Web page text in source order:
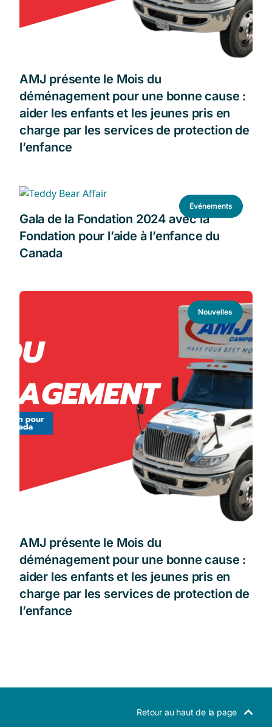
AMJ présente le Mois du
déménagement pour une bonne cause :
aider les enfants et les jeunes pris en
charge par les services de protection de
l’enfance
Événements
Gala de la Fondation 2024 avec la
Fondation pour l’aide à l’enfance du
Canada
Nouvelles
AMJ présente le Mois du
déménagement pour une bonne cause :
aider les enfants et les jeunes pris en
charge par les services de protection de
l’enfance
Retour au haut de la page